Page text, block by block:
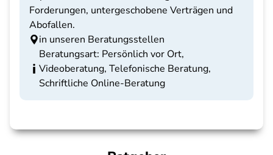
Forderungen, untergeschobene Verträgen und
Abofallen.
in unseren Beratungsstellen
Beratungsart: Persönlich vor Ort,
Videoberatung, Telefonische Beratung,
Schriftliche Online-Beratung